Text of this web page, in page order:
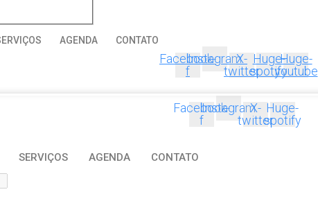
AGENDA CONTATO
Facebook-
f
InstagramX-
twitter
Huge-
spotify
Huge-
youtube
Facebook-
f
InstagramX-
twitter
Huge-
spotify
SERVIÇOS AGENDA CONTATO